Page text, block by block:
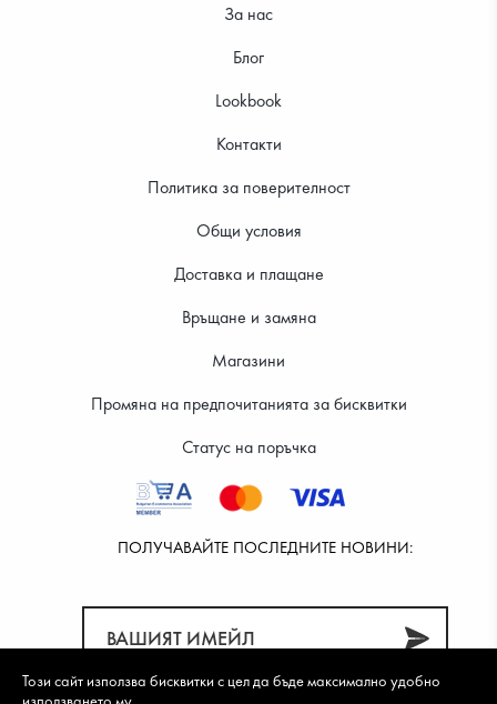
За нас
Блог
Lookbook
Контакти
Политика за поверителност
Общи условия
Доставка и плащане
Връщане и замяна
Магазини
Промяна на предпочитанията за бисквитки
Статус на поръчка
ПОЛУЧАВАЙТЕ ПОСЛЕДНИТЕ НОВИНИ:
Този сайт използва бисквитки с цел да бъде максимално удобно